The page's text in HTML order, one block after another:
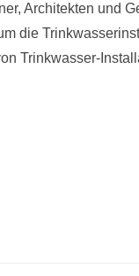
Architekten und
die
Trinkwasser-